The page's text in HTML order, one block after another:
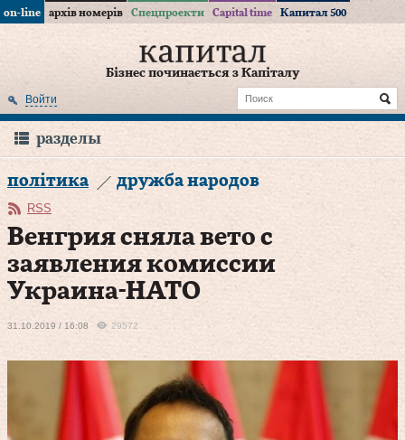
on-line архів номерів Спецпроекти Capital time Капитал 500
Бізнес починається з Капіталу
Войти
разделы
політика дружба народов
RSS
Венгрия сняла вето с
заявления комиссии
Украина-НАТО
31.10.2019 / 16:08 29572